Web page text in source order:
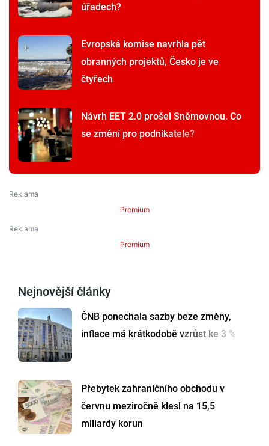
úřadech?
Evropská komise navrhla pět
obranných projektů, Česko je ve
čtyřech
Návrh EET 2.0 prošel Sněmovnou. Co
se změní pro podnikatele?
Premium
Premium
Nejnovější články
ČNB ponechala sazby beze změny,
inflace má krátkodobě vzrůst ke 3 %
Přebytek zahraničního obchodu v
červnu meziročně klesl na 15,5
miliardy korun